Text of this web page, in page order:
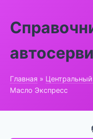
Главная »
Масло Экспресс